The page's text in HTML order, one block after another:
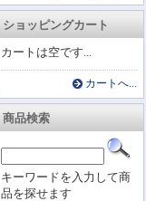
ショッピングカート
カートは空です...
カートへ...
商品検索
キーワードを入力して商
品を探せます